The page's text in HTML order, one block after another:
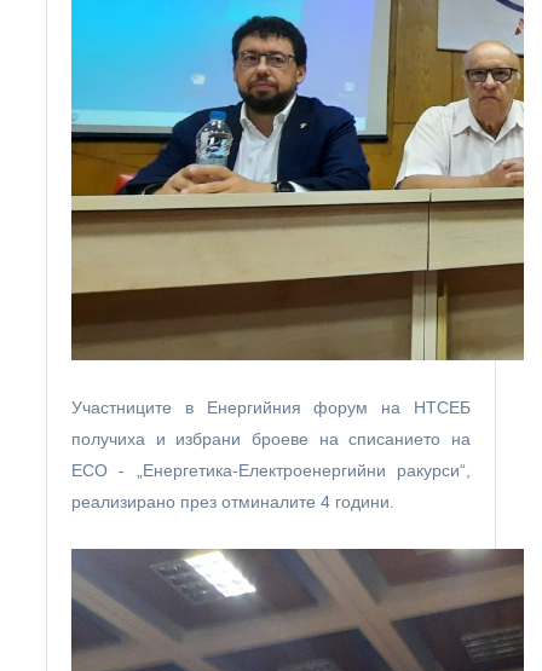
Участниците в Енергийния форум на НТСЕБ
получиха и избрани броеве на списанието на
ЕСО - „Енергетика-Електроенергийни ракурси“,
реализирано през отминалите 4 години.